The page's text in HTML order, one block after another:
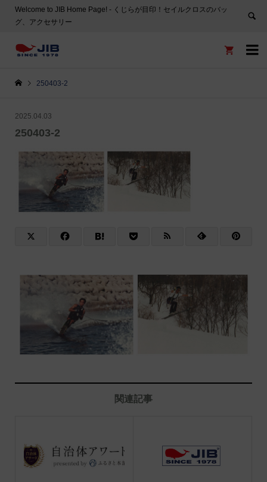
Welcome to JIB Home Page! ‐ くじらが目印！セイルクロスのバッ
グ、アクセサリー


250403-2
2025.04.03
250403-2
関連記事